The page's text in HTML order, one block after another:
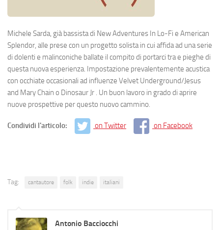
Michele Sarda, già bassista di New Adventures In Lo-Fi e American
Splendor, alle prese con un progetto solista in cui affida ad una serie
di dolenti e malinconiche ballate il compito di portarci tra e pieghe di
questa nuova esperienza. Impostazione prevalentemente acustica
con occhiate occasionali ad influenze Velvet Underground/Jesus
and Mary Chain o Dinosaur Jr . Un buon lavoro in grado di aprire
nuove prospettive per questo nuovo cammino.
Condividi l'articolo: on Twitter on Facebook
Tag: cantautore folk indie italiani
Antonio Bacciocchi